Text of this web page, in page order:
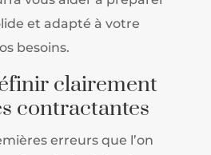
et adapté à votre
besoins.
clairement
contractantes
erreurs que l’on